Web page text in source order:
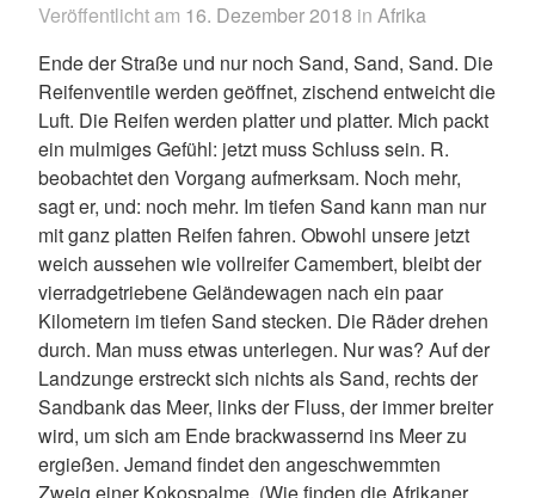
Veröffentlicht am 16. Dezember 2018 in Afrika
Ende der Straße und nur noch Sand, Sand, Sand. Die
Reifenventile werden geöffnet, zischend entweicht die
Luft. Die Reifen werden platter und platter. Mich packt
ein mulmiges Gefühl: jetzt muss Schluss sein. R.
beobachtet den Vorgang aufmerksam. Noch mehr,
sagt er, und: noch mehr. Im tiefen Sand kann man nur
mit ganz platten Reifen fahren. Obwohl unsere jetzt
weich aussehen wie vollreifer Camembert, bleibt der
vierradgetriebene Geländewagen nach ein paar
Kilometern im tiefen Sand stecken. Die Räder drehen
durch. Man muss etwas unterlegen. Nur was? Auf der
Landzunge erstreckt sich nichts als Sand, rechts der
Sandbank das Meer, links der Fluss, der immer breiter
wird, um sich am Ende brackwassernd ins Meer zu
ergießen. Jemand findet den angeschwemmten